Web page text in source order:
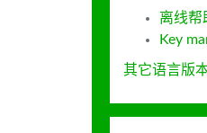
离线帮
Key
其它语言版本